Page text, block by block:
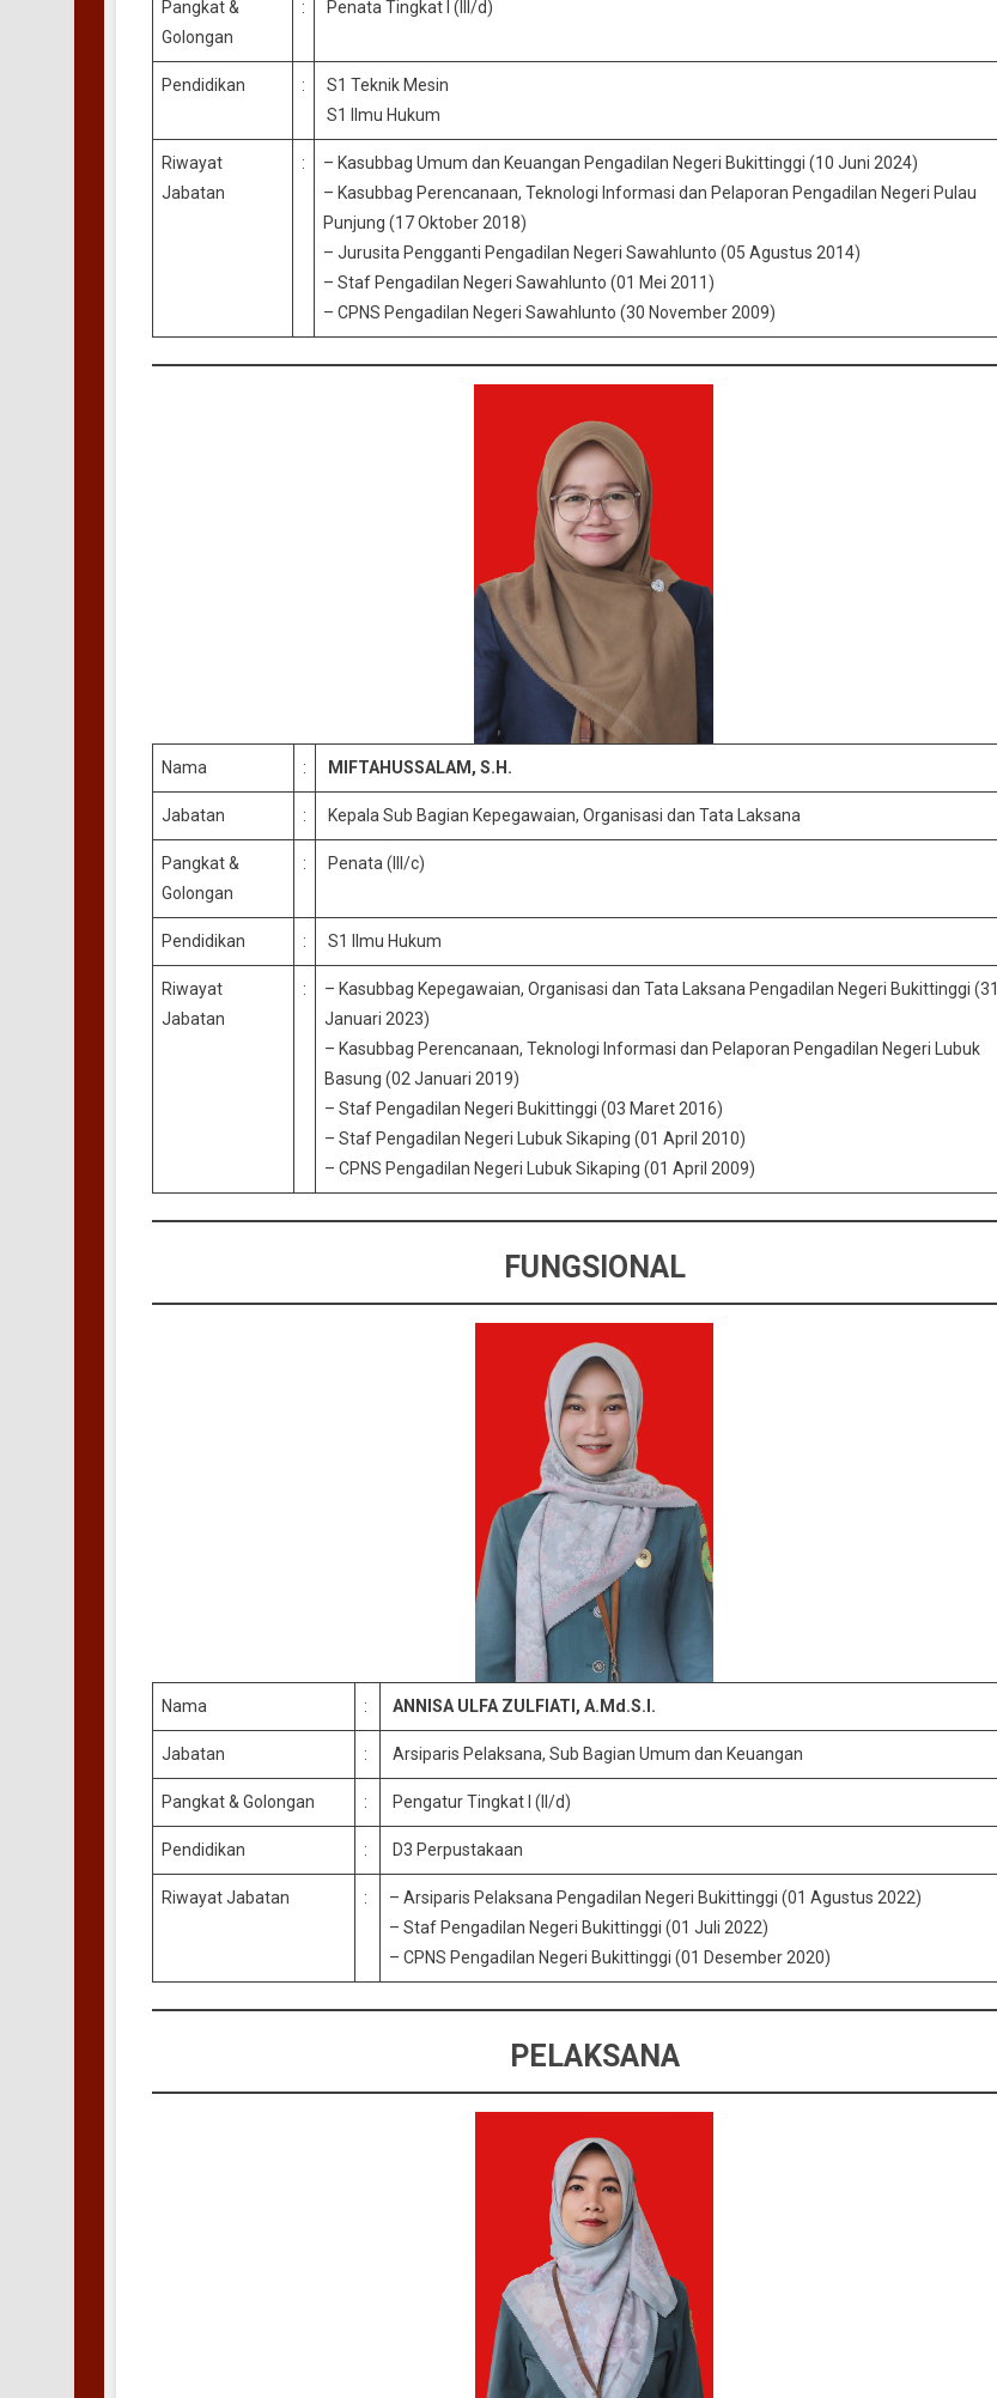
Pangkat &
Golongan
: Penata Tingkat I (III/d)
Pendidikan :
S1 Teknik Mesin
S1 Ilmu Hukum
Riwayat
Jabatan
:
– Kasubbag Umum dan Keuangan Pengadilan Negeri Bukittinggi (10 Juni 2024)
– Kasubbag Perencanaan, Teknologi Informasi dan Pelaporan Pengadilan Negeri Pulau
Punjung (17 Oktober 2018)
– Jurusita Pengganti Pengadilan Negeri Sawahlunto (05 Agustus 2014)
– Staf Pengadilan Negeri Sawahlunto (01 Mei 2011)
– CPNS Pengadilan Negeri Sawahlunto (30 November 2009)
Nama : MIFTAHUSSALAM, S.H.
Jabatan : Kepala Sub Bagian Kepegawaian, Organisasi dan Tata Laksana
Pangkat &
Golongan
: Penata (III/c)
Pendidikan : S1 Ilmu Hukum
Riwayat
Jabatan
:
– Kasubbag Kepegawaian, Organisasi dan Tata Laksana Pengadilan Negeri Bukittinggi (31
Januari 2023)
– Kasubbag Perencanaan, Teknologi Informasi dan Pelaporan Pengadilan Negeri Lubuk
Basung (02 Januari 2019)
– Staf Pengadilan Negeri Bukittinggi (03 Maret 2016)
– Staf Pengadilan Negeri Lubuk Sikaping (01 April 2010)
– CPNS Pengadilan Negeri Lubuk Sikaping (01 April 2009)
FUNGSIONAL
Nama : ANNISA ULFA ZULFIATI, A.Md.S.I.
Jabatan : Arsiparis Pelaksana, Sub Bagian Umum dan Keuangan
Pangkat & Golongan : Pengatur Tingkat I (II/d)
Pendidikan : D3 Perpustakaan
Riwayat Jabatan :
– Arsiparis Pelaksana Pengadilan Negeri Bukittinggi (01 Agustus 2022)
– Staf Pengadilan Negeri Bukittinggi (01 Juli 2022)
– CPNS Pengadilan Negeri Bukittinggi (01 Desember 2020)
PELAKSANA